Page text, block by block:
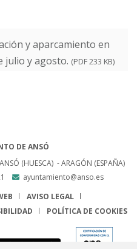
y aparcamiento en
julio y agosto. (PDF 233 KB)
DE ANSÓ
ANSÓ (HUESCA) - ARAGÓN (ESPAÑA)
ayuntamiento@anso.es
AVISO LEGAL
POLÍTICA DE COOKIES